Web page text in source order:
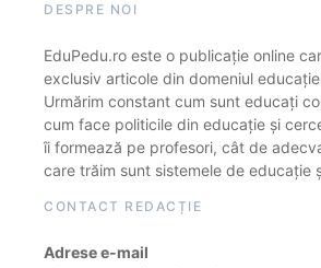
DESPRE NOI
EduPedu.ro este o publicație online
exclusiv articole din domeniul
Urmărim constant cum sunt educați
cum face politicile din educație și
îi formează pe profesori, cât de
care trăim sunt sistemele de educație
CONTACT REDACȚIE
Adrese e-mail